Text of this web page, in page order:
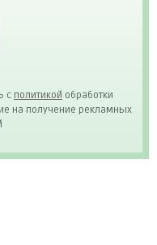
с политикой обработки
на получение рекламных